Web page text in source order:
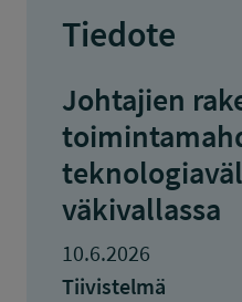
Tiedote
Johtajien
väkivallassa
10.6.2026
Tiivistelmä